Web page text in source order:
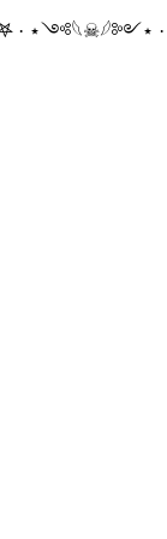
· ⋆༺𓆩☠︎︎𓆪༻⋆